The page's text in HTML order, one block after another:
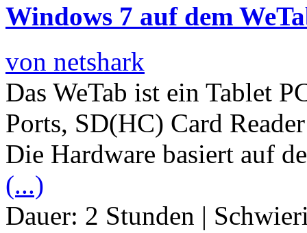
Windows 7 auf dem
von netshark
Das WeTab ist ein Tablet
Ports, SD(HC) Card
Die Hardware basiert auf
(...)
Dauer: 2 Stunden |